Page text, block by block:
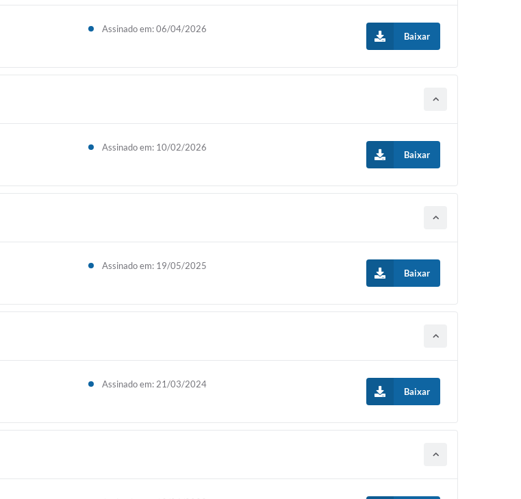
Assinado em: 06/04/2026
Baixar
Assinado em: 10/02/2026
Baixar
Assinado em: 19/05/2025
Baixar
Assinado em: 21/03/2024
Baixar